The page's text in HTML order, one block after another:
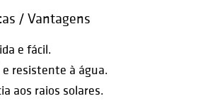
/ Vantagens
e fácil.
resistente à água.
aos raios solares.